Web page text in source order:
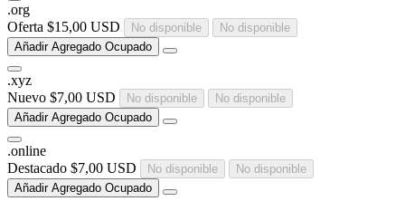
.org
Oferta $15,00 USD No disponible
No disponible
Añadir Agregado Ocupado
.xyz
Nuevo $7,00 USD No disponible
No disponible
Añadir Agregado Ocupado
.online
Destacado $7,00 USD No disponible
No disponible
Añadir Agregado Ocupado